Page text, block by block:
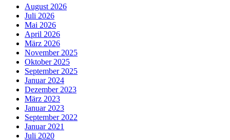
August 2026
Juli 2026
Mai 2026
April 2026
März 2026
November 2025
Oktober 2025
September 2025
Januar 2024
Dezember 2023
März 2023
Januar 2023
September 2022
Januar 2021
Juli 2020